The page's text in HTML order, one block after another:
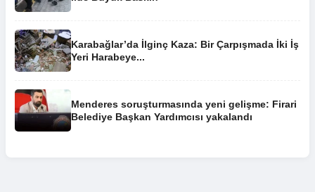
Karabağlar’da İlginç Kaza: Bir Çarpışmada İki İş
Yeri Harabeye...
Menderes soruşturmasında yeni gelişme: Firari
Belediye Başkan Yardımcısı yakalandı